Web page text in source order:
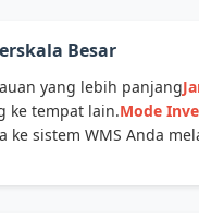
Besar
yang lebih panjang
ke tempat lain.Mode
sistem WMS Anda